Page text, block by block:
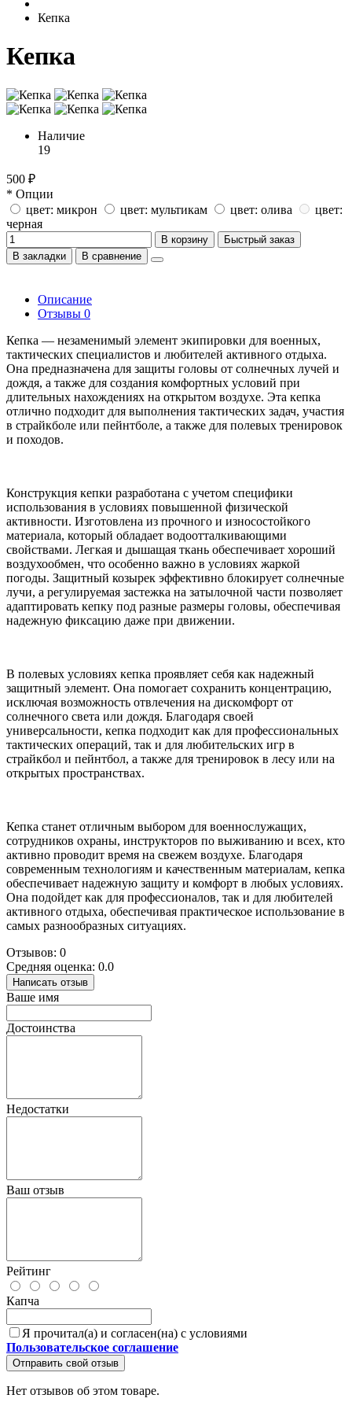
Кепка
Кепка
Наличие
19
500 ₽
* Опции
цвет: микрон
цвет: мультикам цвет: олива
цвет:
черная
В корзину
Быстрый заказ
В закладки
В сравнение
Описание
Отзывы 0
Кепка — незаменимый элемент экипировки для военных,
тактических специалистов и любителей активного отдыха.
Она предназначена для защиты головы от солнечных лучей и
дождя, а также для создания комфортных условий при
длительных нахождениях на открытом воздухе. Эта кепка
отлично подходит для выполнения тактических задач, участия
в страйкболе или пейнтболе, а также для полевых тренировок
и походов.
Конструкция кепки разработана с учетом специфики
использования в условиях повышенной физической
активности. Изготовлена из прочного и износостойкого
материала, который обладает водоотталкивающими
свойствами. Легкая и дышащая ткань обеспечивает хороший
воздухообмен, что особенно важно в условиях жаркой
погоды. Защитный козырек эффективно блокирует солнечные
лучи, а регулируемая застежка на затылочной части позволяет
адаптировать кепку под разные размеры головы, обеспечивая
надежную фиксацию даже при движении.
В полевых условиях кепка проявляет себя как надежный
защитный элемент. Она помогает сохранить концентрацию,
исключая возможность отвлечения на дискомфорт от
солнечного света или дождя. Благодаря своей
универсальности, кепка подходит как для профессиональных
тактических операций, так и для любительских игр в
страйкбол и пейнтбол, а также для тренировок в лесу или на
открытых пространствах.
Кепка станет отличным выбором для военнослужащих,
сотрудников охраны, инструкторов по выживанию и всех, кто
активно проводит время на свежем воздухе. Благодаря
современным технологиям и качественным материалам, кепка
обеспечивает надежную защиту и комфорт в любых условиях.
Она подойдет как для профессионалов, так и для любителей
активного отдыха, обеспечивая практическое использование в
самых разнообразных ситуациях.
Отзывов: 0
Средняя оценка: 0.0
Написать отзыв
Ваше имя
Достоинства
Недостатки
Ваш отзыв
Рейтинг
Капча
Я прочитал(а) и согласен(на) с условиями
Пользовательское соглашение
Отправить свой отзыв
Нет отзывов об этом товаре.